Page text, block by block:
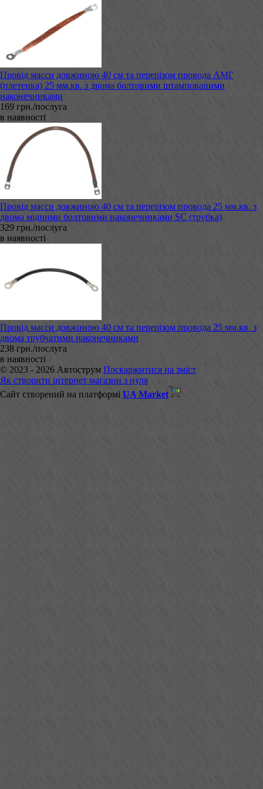
Провід масси довжиною 40 см та перерізом провода АМГ
(плетенка) 25 мм.кв. з двома болтовими штампованими
наконечниками
169 грн./послуга
в наявності
Провід масси довжиною 40 см та перерізом провода 25 мм.кв. з
двома мідними болтовими наконечниками SC (трубка)
329 грн./послуга
в наявності
Провід масси довжиною 40 см та перерізом провода 25 мм.кв. з
двома трубчатими наконечниками
238 грн./послуга
в наявності
© 2023 - 2026 Автострум Поскаржитися на зміст
Як створити інтернет магазин з нуля
Сайт створений на платформі UA Market